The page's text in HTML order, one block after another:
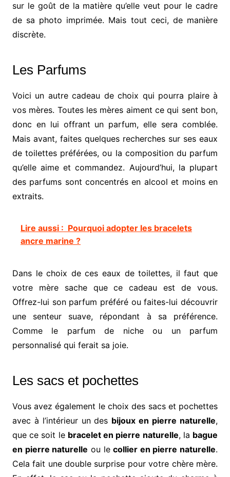
sur le goût de la matière qu’elle veut pour le cadre
de sa photo imprimée. Mais tout ceci, de manière
discrète.
Les Parfums
Voici un autre cadeau de choix qui pourra plaire à
vos mères. Toutes les mères aiment ce qui sent bon,
donc en lui offrant un parfum, elle sera comblée.
Mais avant, faites quelques recherches sur ses eaux
de toilettes préférées, ou la composition du parfum
qu’elle aime et commandez. Aujourd’hui, la plupart
des parfums sont concentrés en alcool et moins en
extraits.
Lire aussi : Pourquoi adopter les bracelets
ancre marine ?
Dans le choix de ces eaux de toilettes, il faut que
votre mère sache que ce cadeau est de vous.
Offrez-lui son parfum préféré ou faites-lui découvrir
une senteur suave, répondant à sa préférence.
Comme le parfum de niche ou un parfum
personnalisé qui ferait sa joie.
Les sacs et pochettes
Vous avez également le choix des sacs et pochettes
avec à l’intérieur un des bijoux en pierre naturelle,
que ce soit le bracelet en pierre naturelle, la bague
en pierre naturelle ou lecollier en pierre naturelle.
Cela fait une double surprise pour votre chère mère.